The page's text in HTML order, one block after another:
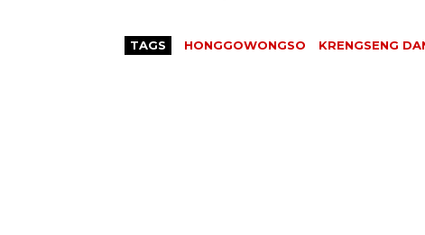
TAGS HONGGOWONGSO KRENGSENG